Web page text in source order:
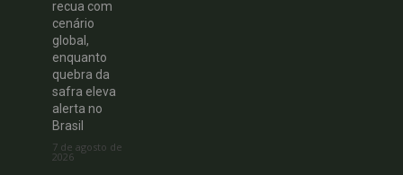
recua com
cenário
global,
enquanto
quebra da
safra eleva
alerta no
Brasil
7 de agosto de
2026